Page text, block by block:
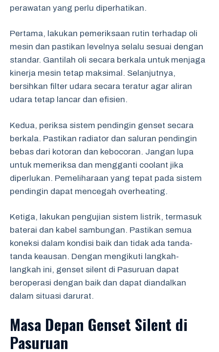
perawatan yang perlu diperhatikan.
Pertama, lakukan pemeriksaan rutin terhadap oli
mesin dan pastikan levelnya selalu sesuai dengan
standar. Gantilah oli secara berkala untuk menjaga
kinerja mesin tetap maksimal. Selanjutnya,
bersihkan filter udara secara teratur agar aliran
udara tetap lancar dan efisien.
Kedua, periksa sistem pendingin genset secara
berkala. Pastikan radiator dan saluran pendingin
bebas dari kotoran dan kebocoran. Jangan lupa
untuk memeriksa dan mengganti coolant jika
diperlukan. Pemeliharaan yang tepat pada sistem
pendingin dapat mencegah overheating.
Ketiga, lakukan pengujian sistem listrik, termasuk
baterai dan kabel sambungan. Pastikan semua
koneksi dalam kondisi baik dan tidak ada tanda-
tanda keausan. Dengan mengikuti langkah-
langkah ini, genset silent di Pasuruan dapat
beroperasi dengan baik dan dapat diandalkan
dalam situasi darurat.
Masa Depan Genset Silent di
Pasuruan